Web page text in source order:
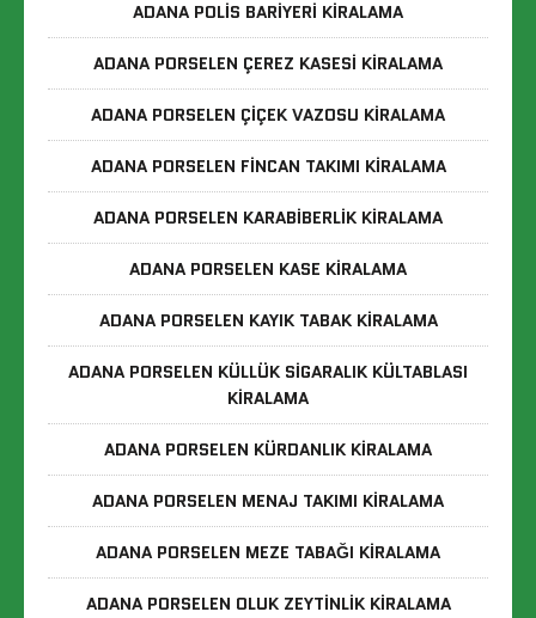
ADANA POLIS BARIYERI KIRALAMA
ADANA PORSELEN ÇEREZ KASESI KIRALAMA
ADANA PORSELEN ÇIÇEK VAZOSU KIRALAMA
ADANA PORSELEN FINCAN TAKIMI KIRALAMA
ADANA PORSELEN KARABIBERLIK KIRALAMA
ADANA PORSELEN KASE KIRALAMA
ADANA PORSELEN KAYIK TABAK KIRALAMA
ADANA PORSELEN KÜLLÜK SIGARALIK KÜLTABLASI
KIRALAMA
ADANA PORSELEN KÜRDANLIK KIRALAMA
ADANA PORSELEN MENAJ TAKIMI KIRALAMA
ADANA PORSELEN MEZE TABAĞI KIRALAMA
ADANA PORSELEN OLUK ZEYTINLIK KIRALAMA